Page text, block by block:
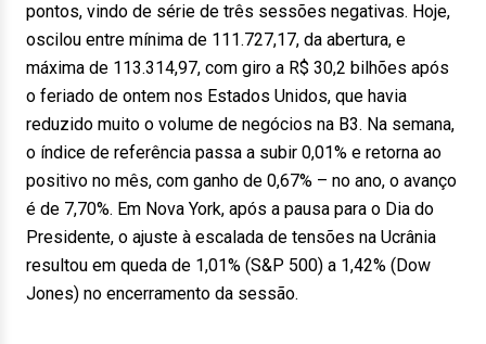
pontos, vindo de série de três sessões negativas. Hoje,
oscilou entre mínima de 111.727,17, da abertura, e
máxima de 113.314,97, com giro a R$ 30,2 bilhões após
o feriado de ontem nos Estados Unidos, que havia
reduzido muito o volume de negócios na B3. Na semana,
o índice de referência passa a subir 0,01% e retorna ao
positivo no mês, com ganho de 0,67% – no ano, o avanço
é de 7,70%. Em Nova York, após a pausa para o Dia do
Presidente, o ajuste à escalada de tensões na Ucrânia
resultou em queda de 1,01% (S&P 500) a 1,42% (Dow
Jones) no encerramento da sessão.